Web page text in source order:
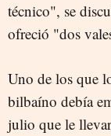
técnico", se
ofreció "dos
Uno de los que
bilbaíno debía
julio que le